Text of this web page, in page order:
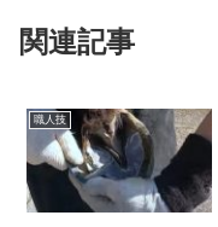
関連記事
職人技